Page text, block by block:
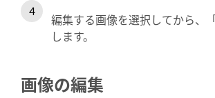
編集する画像を選択してから、
します。
画像の編集